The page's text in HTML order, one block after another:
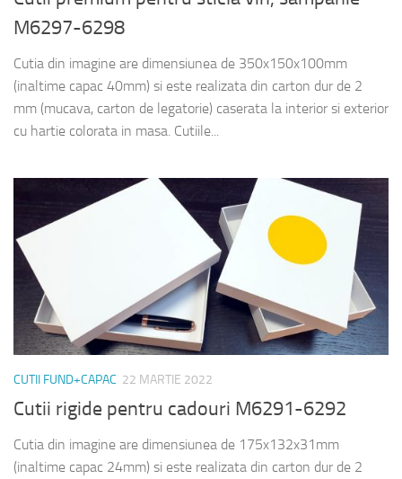
M6297-6298
Cutia din imagine are dimensiunea de 350x150x100mm
(inaltime capac 40mm) si este realizata din carton dur de 2
mm (mucava, carton de legatorie) caserata la interior si exterior
cu hartie colorata in masa. Cutiile...
CUTII FUND+CAPAC 22 MARTIE 2022
Cutii rigide pentru cadouri M6291-6292
Cutia din imagine are dimensiunea de 175x132x31mm
(inaltime capac 24mm) si este realizata din carton dur de 2